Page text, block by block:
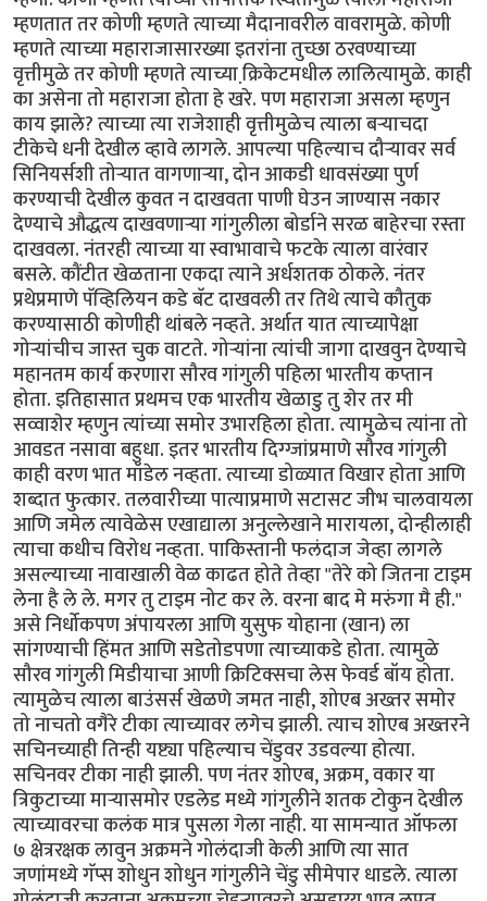
म्हणतात तर कोणी म्हणते त्याच्या मैदानावरील वावरामुळे. कोणी
म्हणते त्याच्या महाराजासारख्या इतरांना तुच्छा ठरवण्याच्या
वृत्तीमुळे तर कोणी म्हणते त्याच्या क्रि़केटमधील लालित्यामुळे. काही
का असेना तो महाराजा होता हे खरे. पण महाराजा असला म्हणुन
काय झाले? त्याच्या त्या राजेशाही वृत्तीमुळेच त्याला बर्‍याचदा
टीकेचे धनी देखील व्हावे लागले. आपल्या पहिल्याच दौर्‍यावर सर्व
सिनियर्सशी तोर्‍यात वागणार्‍या, दोन आकडी धावसंख्या पुर्ण
करण्याची देखील कुवत न दाखवता पाणी घेउन जाण्यास नकार
देण्याचे औद्धत्य दाखवणार्‍या गांगुलीला बोर्डाने सरळ बाहेरचा रस्ता
दाखवला. नंतरही त्याच्या या स्वाभावाचे फटके त्याला वारंवार
बसले. कौंटीत खेळताना एकदा त्याने अर्धशतक ठोकले. नंतर
प्रथेप्रमाणे पॅव्हिलियन कडे बॅट दाखवली तर तिथे त्याचे कौतुक
करण्यासाठी कोणीही थांबले नव्हते. अर्थात यात त्याच्यापेक्षा
गोर्‍यांचीच जास्त चुक वाटते. गोर्‍यांना त्यांची जागा दाखवुन देण्याचे
महानतम कार्य करणारा सौरव गांगुली पहिला भारतीय कप्तान
होता. इतिहासात प्रथमच एक भारतीय खेळाडु तु शेर तर मी
सव्वाशेर म्हणुन त्यांच्या समोर उभारहिला होता. त्यामुळेच त्यांना तो
आवडत नसावा बहुधा. इतर भारतीय दिग्ग्जांप्रमाणे सौरव गांगुली
काही वरण भात मॉडेल नव्हता. त्याच्या डोळ्यात विखार होता आणि
शब्दात फुत्कार. तलवारीच्या पात्याप्रमाणे सटासट जीभ चालवायला
आणि जमेल त्यावेळेस एखाद्याला अनुल्लेखाने मारायला, दोन्हीलाही
त्याचा कधीच विरोध नव्हता. पाकिस्तानी फलंदाज जेव्हा लागले
असल्याच्या नावाखाली वेळ काढत होते तेव्हा "तेरे को जितना टाइम
लेना है ले ले. मगर तु टाइम नोट कर ले. वरना बाद मे मरुंगा मै ही."
असे निर्धोकपण अंपायरला आणि युसुफ योहाना (खान) ला
सांगण्याची हिंमत आणि सडेतोडपणा त्याच्याकडे होता. त्यामुळे
सौरव गांगुली मिडीयाचा आणी क्रिटिक्सचा लेस फेवर्ड बॉय होता.
त्यामुळेच त्याला बाउंसर्स खेळणे जमत नाही, शोएब अख्तर समोर
तो नाचतो वगैरे टीका त्याच्यावर लगेच झाली. त्याच शोएब अख्तरने
सचिनच्याही तिन्ही यष्ट्या पहिल्याच चेंडुवर उडवल्या होत्या.
सचिनवर टीका नाही झाली. पण नंतर शोएब, अक्रम, वकार या
त्रिकुटाच्या मार्‍यासमोर एडलेड मध्ये गांगुलीने शतक टोकुन देखील
त्याच्यावरचा कलंक मात्र पुसला गेला नाही. या सामन्यात ऑफला
७ क्षेत्ररक्षक लावुन अक्रमने गोलंदाजी केली आणि त्या सात
जणांमध्ये गॅप्स शोधुन शोधुन गांगुलीने चेंडु सीमेपार धाडले. त्याला